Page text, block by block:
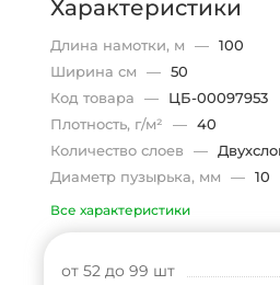
Характеристики
Длина намотки, м — 100
Ширина см
— 50
Код товара
—
ЦБ-00097953
Плотность, г/м²
— 40
Количество слоев
—
Диаметр пузырька, мм
— 10
Все характеристики
от 52 до 99 шт